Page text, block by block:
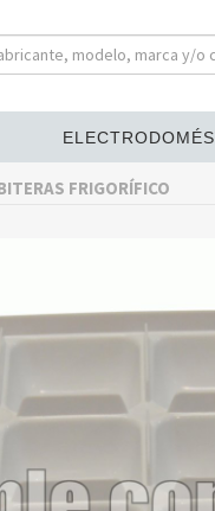
FRIGORÍFICO